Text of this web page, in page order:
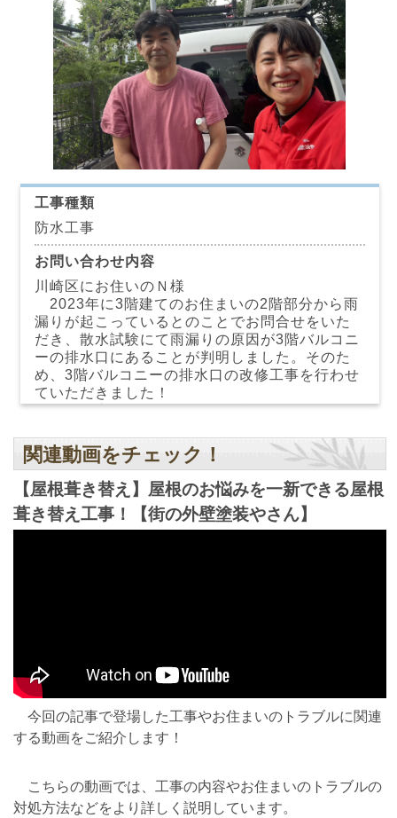
工事種類
防水工事
お問い合わせ内容
川崎区にお住いのＮ様
2023年に3階建てのお住まいの2階部分から雨
漏りが起こっているとのことでお問合せをいた
だき、散水試験にて雨漏りの原因が3階バルコニ
ーの排水口にあることが判明しました。そのた
め、3階バルコニーの排水口の改修工事を行わせ
ていただきました！
ドレン本体の改修と、ドレン設置のために周
関連動画をチェック！
【屋根葺き替え】屋根のお悩みを一新できる屋根
葺き替え工事！【街の外壁塗装やさん】
今回の記事で登場した工事やお住まいのトラブルに関連
する動画をご紹介します！
こちらの動画では、工事の内容やお住まいのトラブルの
対処方法などをより詳しく説明しています。